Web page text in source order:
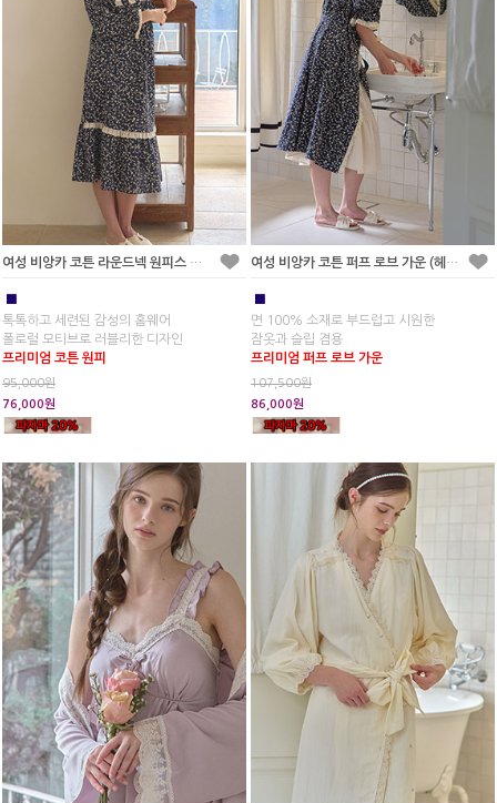
여성 비앙카 코튼 라운드넥 원피스 잠옷
■
톡톡하고 세련된 감성의 홈웨어
폴로럴 모티브로 러블리한 디자인
프리미엄 코튼 원피
95,000원
76,000원
여성 비앙카 코튼 퍼프 로브 가운 (헤어밴드포함)
■
면 100% 소재로 부드럽고 시원한
잠옷과 슬립 겸용
프리미엄 퍼프 로브 가운
107,500원
86,000원